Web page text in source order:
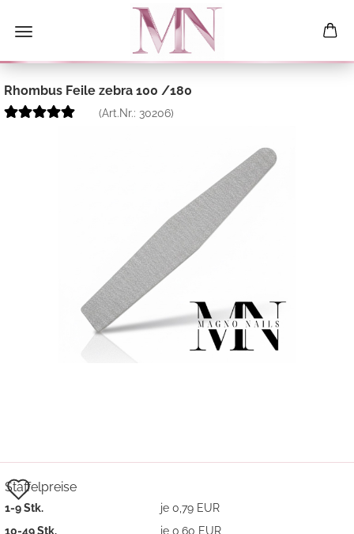
Rhombus Feile zebra 100 /180
(Art.Nr.: 30206)
Auf
den
Staffelpreise
1-9 Stk.
je 0,79 EUR
10-49 Stk.
je 0,60 EUR